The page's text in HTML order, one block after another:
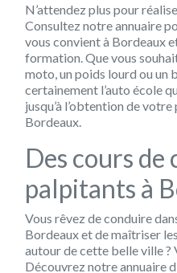
N’attendez plus pour
Consultez notre annuaire
vous convient à Bordeaux
formation. Que vous
moto, un poids lourd ou un
certainement l’auto école
jusqu’à l’obtention de
Bordeaux.
Des cours de
palpitants à
Vous rêvez de conduire
Bordeaux et de maîtriser
autour de cette belle ville ?
Découvrez notre annuaire